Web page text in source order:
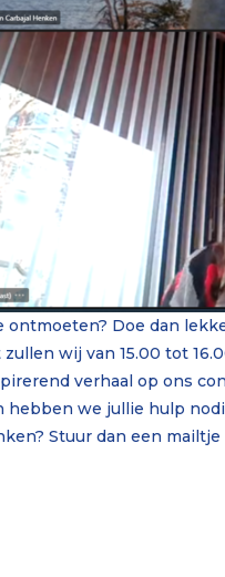
Doe dan
wij van 15.00 tot
verhaal op ons
we jullie hulp
Stuur dan een